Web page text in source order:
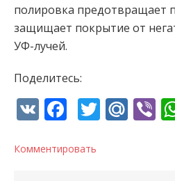
полировка предотвращает
защищает покрытие от
УФ-лучей.
Поделитесь:
VK Facebook
Twitter
Комментировать